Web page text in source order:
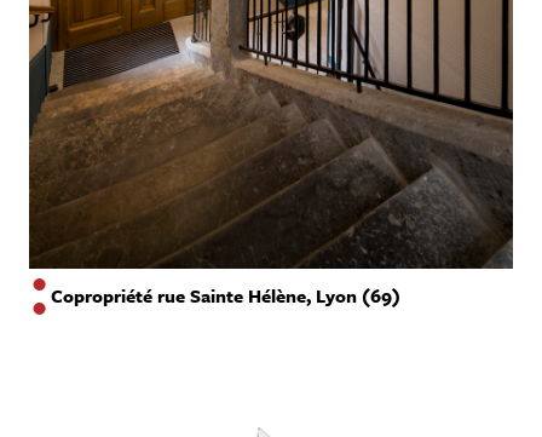
Copropriété rue Sainte Hélène, Lyon (69)